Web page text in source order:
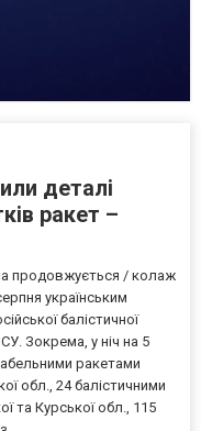
деталі
ракет –
продовжується / колаж
українським
балістичної
Зокрема, у ніч на 5
ракетами
обл., 24 балістичними
та Курської обл., 115